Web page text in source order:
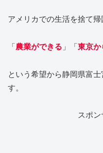
アメリカでの生活を捨て帰
「農業ができる 」「東京
という希望から静岡県富
す。
スポ